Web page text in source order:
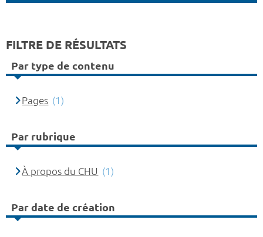
FILTRE DE RÉSULTATS
Par type de contenu
Pages (1)
Par rubrique
À propos du CHU (1)
Par date de création